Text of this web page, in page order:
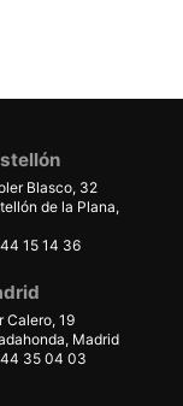
Blasco, 32
de la Plana,
15 14 36
Calero, 19
Madrid
35 04 03